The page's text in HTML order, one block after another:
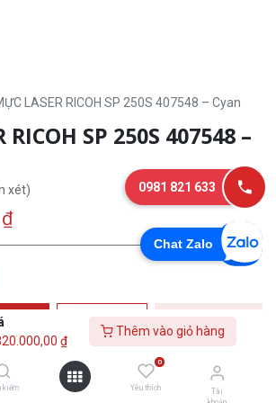
₫
Thêm vào giỏ hàng
kiếm
0
Yêu thích
Tài
LASER RICOH SP 250S 407548 – Cyan
RICOH SP 250S 407548 –
xét)
₫
Tư
vấn
Mua
ngay
Chat Zalo
0981 821 633